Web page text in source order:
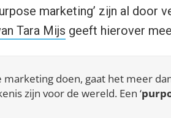
marketing’ zijn al door
Tara Mijs geeft hierover
marketing doen, gaat het meer
zijn voor de wereld. Een ‘